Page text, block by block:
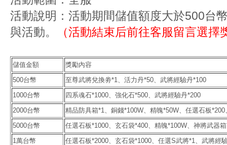
活動說明：活動期間儲值額度大於500台
與活動。
（活動結束后前往客服留言選擇
儲值金額
獎勵內容
500台幣
至尊武將兌換劵*1、活力丹*50、武將經驗丹*100
1000台幣
四系魂石*1000、強化石*500、武將經驗丹*200
2000台幣
精品防具箱*1、銅錢*100W、精魄*50W、任選石板*200
5000台幣
任選石板*1000、玄石袋*400、精魄*100W、神將武器
1萬台幣
任選石板*2000、玄石袋*1000、任選S武將*1、武將經